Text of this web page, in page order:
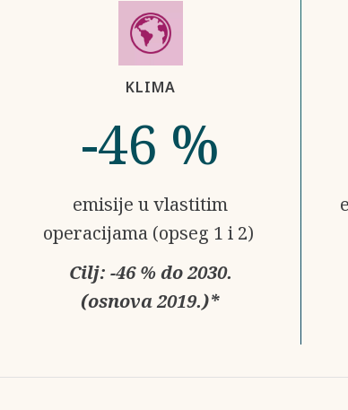
KLIMA
-46 %
emisije u vlastitim
operacijama (opseg 1 i 2)
Cilj: -46 % do 2030.
(osnova 2019.)*